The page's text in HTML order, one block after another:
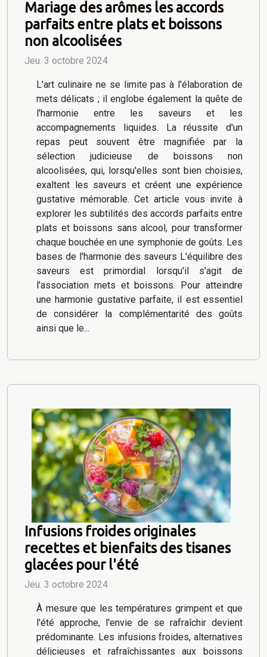
Mariage des arômes les accords
parfaits entre plats et boissons
non alcoolisées
Jeu. 3 octobre 2024
L'art culinaire ne se limite pas à l'élaboration de
mets délicats ; il englobe également la quête de
l'harmonie entre les saveurs et les
accompagnements liquides. La réussite d'un
repas peut souvent être magnifiée par la
sélection judicieuse de boissons non
alcoolisées, qui, lorsqu'elles sont bien choisies,
exaltent les saveurs et créent une expérience
gustative mémorable. Cet article vous invite à
explorer les subtilités des accords parfaits entre
plats et boissons sans alcool, pour transformer
chaque bouchée en une symphonie de goûts. Les
bases de l'harmonie des saveurs L'équilibre des
saveurs est primordial lorsqu'il s'agit de
l'association mets et boissons. Pour atteindre
une harmonie gustative parfaite, il est essentiel
de considérer la complémentarité des goûts
ainsi que le...
Infusions froides originales
recettes et bienfaits des tisanes
glacées pour l'été
Jeu. 3 octobre 2024
À mesure que les températures grimpent et que
l'été approche, l'envie de se rafraîchir devient
prédominante. Les infusions froides, alternatives
délicieuses et rafraîchissantes aux boissons